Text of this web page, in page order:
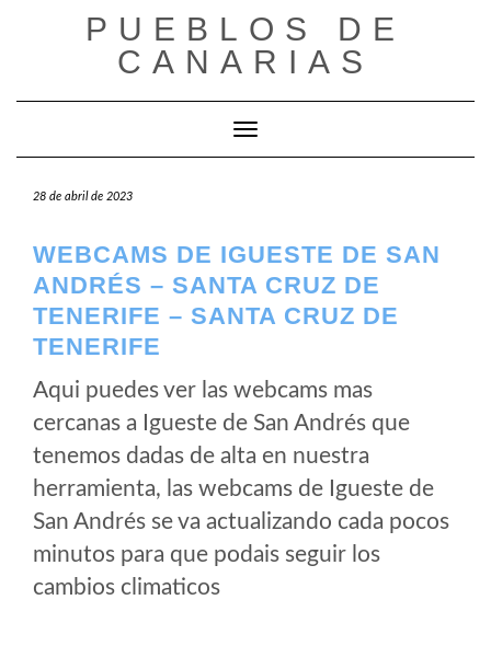
PUEBLOS DE
CANARIAS
Cambiar modo de navegación
28 de abril de 2023
WEBCAMS DE IGUESTE DE SAN
ANDRÉS – SANTA CRUZ DE
TENERIFE – SANTA CRUZ DE
TENERIFE
Aqui puedes ver las webcams mas
cercanas a Igueste de San Andrés que
tenemos dadas de alta en nuestra
herramienta, las webcams de Igueste de
San Andrés se va actualizando cada pocos
minutos para que podais seguir los
cambios climaticos